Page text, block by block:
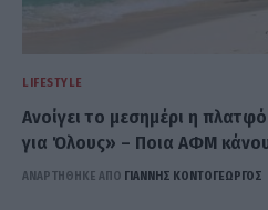
LIFESTYLE
Ανοίγει το μεσημέρι η
για Όλους» – Ποια ΑΦΜ
ΑΝΑΡΤΗΘΗΚΕ ΑΠΟ ΓΙΆΝΝΗΣ ΚΟΝΤΟΓΕΏΡΓΟΣ